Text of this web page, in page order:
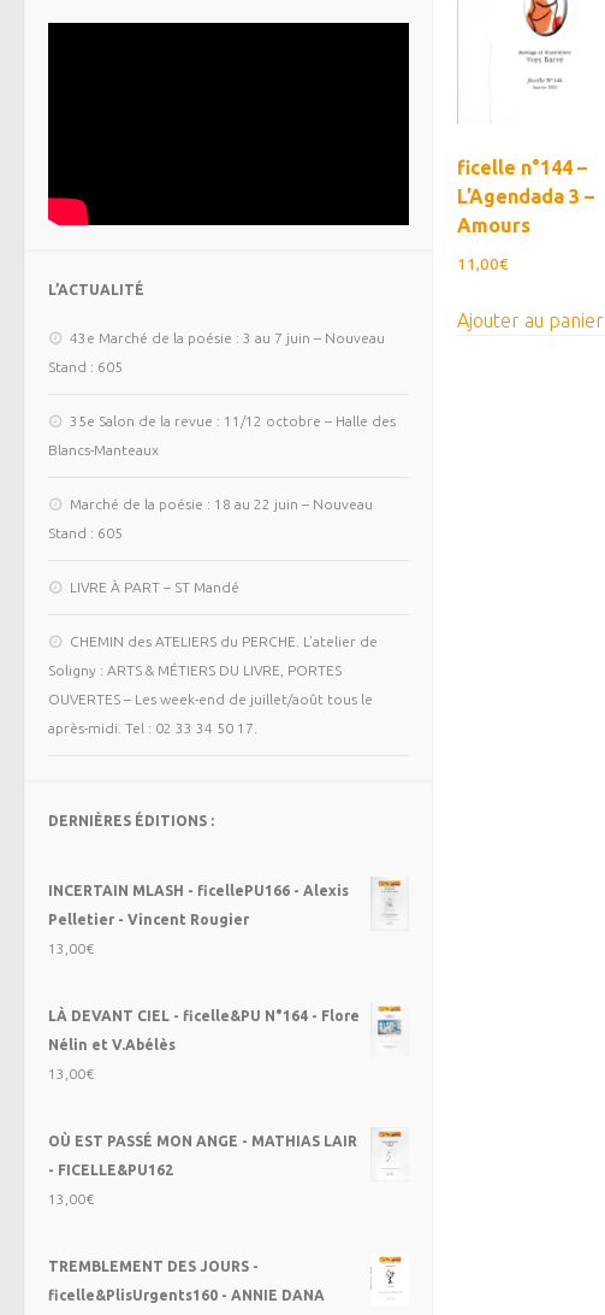
ficelle n°144 –
L’Agendada 3 –
Amours
11,00€
Ajouter au panier
L’ACTUALITÉ
43e Marché de la poésie : 3 au 7 juin – Nouveau
Stand : 605
35e Salon de la revue : 11/12 octobre – Halle des
Blancs-Manteaux
Marché de la poésie : 18 au 22 juin – Nouveau
Stand : 605
LIVRE À PART – ST Mandé
CHEMIN des ATELIERS du PERCHE. L’atelier de
Soligny : ARTS & MÉTIERS DU LIVRE, PORTES
OUVERTES – Les week-end de juillet/août tous le
après-midi. Tel : 02 33 34 50 17.
DERNIÈRES ÉDITIONS :
INCERTAIN MLASH - ficellePU166 - Alexis
Pelletier - Vincent Rougier
13,00€
LÀ DEVANT CIEL - ficelle&PU N°164 - Flore
Nélin et V.Abélès
13,00€
OÙ EST PASSÉ MON ANGE - MATHIAS LAIR
- FICELLE&PU162
13,00€
TREMBLEMENT DES JOURS -
ficelle&PlisUrgents160 - ANNIE DANA